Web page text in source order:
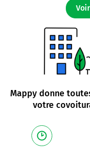
Mappy donne
votre